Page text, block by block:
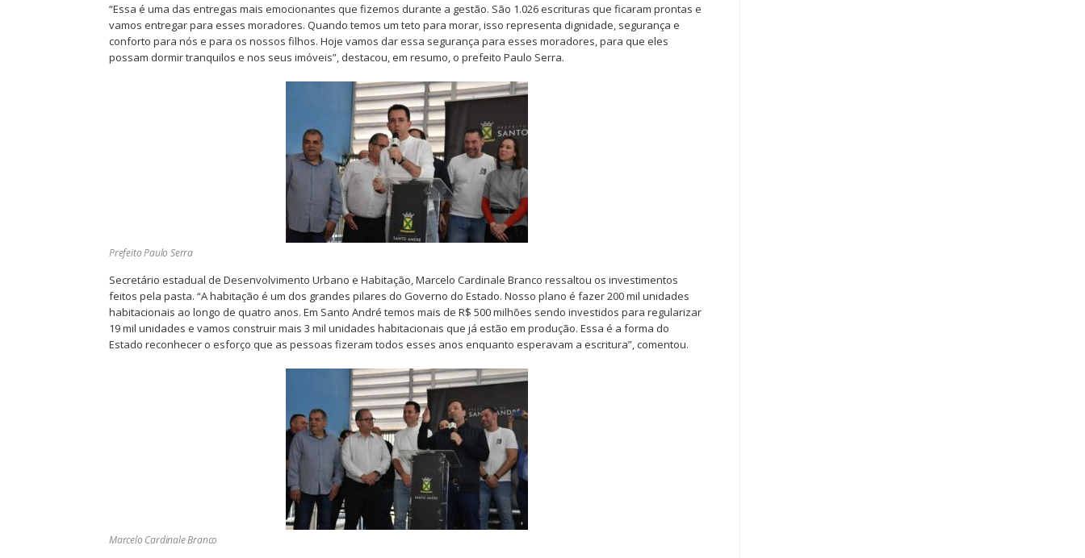
“Essa é uma das entregas mais emocionantes que fizemos durante a gestão. São 1.026 escrituras que ficaram prontas e
vamos entregar para esses moradores. Quando temos um teto para morar, isso representa dignidade, segurança e
conforto para nós e para os nossos filhos. Hoje vamos dar essa segurança para esses moradores, para que eles
possam dormir tranquilos e nos seus imóveis”, destacou, em resumo, o prefeito Paulo Serra.
Prefeito Paulo Serra
Secretário estadual de Desenvolvimento Urbano e Habitação, Marcelo Cardinale Branco ressaltou os investimentos
feitos pela pasta. “A habitação é um dos grandes pilares do Governo do Estado. Nosso plano é fazer 200 mil unidades
habitacionais ao longo de quatro anos. Em Santo André temos mais de R$ 500 milhões sendo investidos para regularizar
19 mil unidades e vamos construir mais 3 mil unidades habitacionais que já estão em produção. Essa é a forma do
Estado reconhecer o esforço que as pessoas fizeram todos esses anos enquanto esperavam a escritura”, comentou.
Marcelo Cardinale Branco